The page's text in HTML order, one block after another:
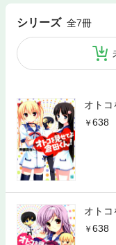
シリーズ 全7冊
オトコ
638
オト
638